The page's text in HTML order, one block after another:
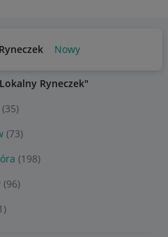
Nowy
Ryneczek"
(35)
(73)
(198)
(96)